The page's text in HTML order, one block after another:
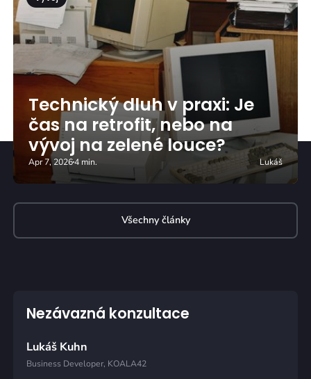
Technický dluh v praxi: Je
čas na retrofit, nebo na
vývoj na zelené louce?
Apr 7, 20264 min. Lukáš
Všechny články
Nezávazná konzultace
Lukáš Kuhn
Business Developer, KOALA42